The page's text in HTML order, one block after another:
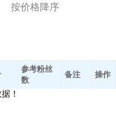
按价格降序
参考粉丝
数
备注 操作
！